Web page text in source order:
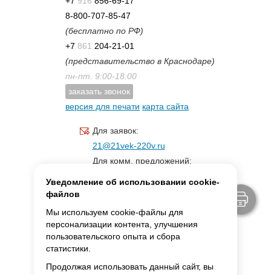
8-800-707-85-47
(бесплатно по РФ)
+7 861 204-21-01
(представительство в Краснодаре)
пн-пт. 9:00-18:00
заказать звонок
версия для печати карта сайта
Для заявок:
21@21vek-220v.ru
Для комм. предложений:
Уведомление об использовании cookie-
файлов
Мы используем cookie-файлы для
персонализации контента, улучшения
пользовательского опыта и сбора
статистики.
Продолжая использовать данный сайт, вы